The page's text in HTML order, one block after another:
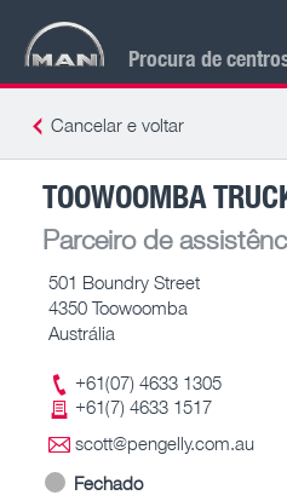
Procura de
Cancelar e voltar
TOOWOOMBA
Parceiro de
501 Boundry Street
4350 Toowoomba
Austrália
+61(07) 4633 1305
+61(7) 4633 1517
scott@pengelly.com.au
Fechado